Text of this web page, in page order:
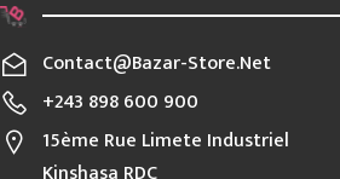
Contact@bazar-Store.net
+243 898 600 900
15ème Rue Limete Industriel